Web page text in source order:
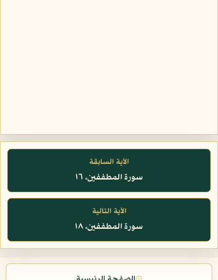
الآية السابقة
سورة المطففين، ١٦
الآية التالية
سورة المطففين، ١٨